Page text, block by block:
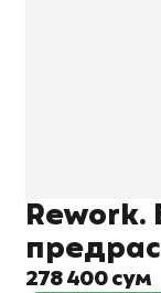
Rework.
278 400 сум